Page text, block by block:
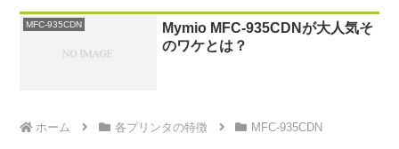
MFC-935CDN
Mymio MFC-935CDNが大人気そ
のワケとは？
ホーム 各プリンタの特徴 MFC-935CDN